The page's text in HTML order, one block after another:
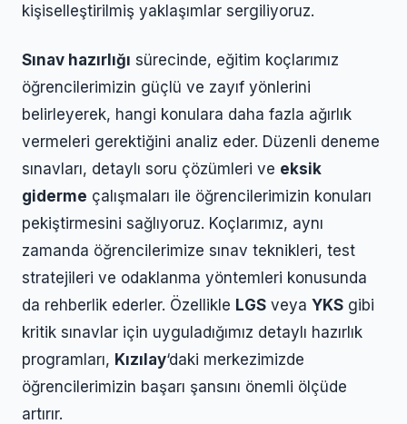
kişiselleştirilmiş yaklaşımlar sergiliyoruz.
Sınav hazırlığı sürecinde, eğitim koçlarımız
öğrencilerimizin güçlü ve zayıf yönlerini
belirleyerek, hangi konulara daha fazla ağırlık
vermeleri gerektiğini analiz eder. Düzenli deneme
sınavları, detaylı soru çözümleri ve eksik
giderme çalışmaları ile öğrencilerimizin konuları
pekiştirmesini sağlıyoruz. Koçlarımız, aynı
zamanda öğrencilerimize sınav teknikleri, test
stratejileri ve odaklanma yöntemleri konusunda
da rehberlik ederler. Özellikle LGS veya YKS gibi
kritik sınavlar için uyguladığımız detaylı hazırlık
programları, Kızılay‘daki merkezimizde
öğrencilerimizin başarı şansını önemli ölçüde
artırır.